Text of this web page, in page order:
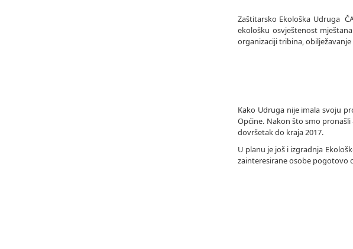
Zaštitarsko Ekološka Udruga
ekološku osvještenost
organizaciji tribina,
Kako Udruga nije imala svoju
Općine. Nakon što smo
dovršetak do kraja 2017.
U planu je još i izgradnja
zainteresirane osobe pogotovo